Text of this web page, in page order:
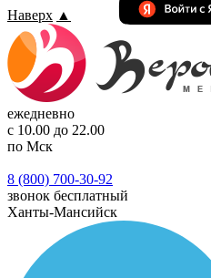
Наверх ▲
ежедневно
с 10.00 до 22.00
по Мск
8 (800) 700-30-92
звонок бесплатный
Ханты-Мансийск